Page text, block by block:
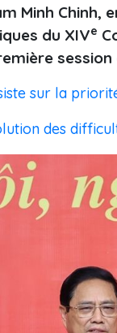
Minh
du XIVe
sur la
des